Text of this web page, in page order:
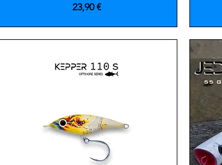
Precio
23,90 €